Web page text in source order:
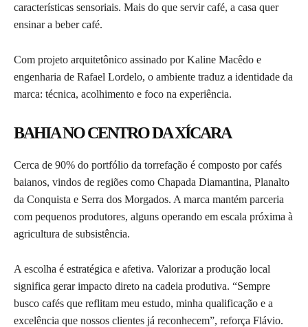
características sensoriais. Mais do que servir café, a casa quer
ensinar a beber café.
Com projeto arquitetônico assinado por Kaline Macêdo e
engenharia de Rafael Lordelo, o ambiente traduz a identidade da
marca: técnica, acolhimento e foco na experiência.
BAHIA NO CENTRO DA XÍCARA
Cerca de 90% do portfólio da torrefação é composto por cafés
baianos, vindos de regiões como Chapada Diamantina, Planalto
da Conquista e Serra dos Morgados. A marca mantém parceria
com pequenos produtores, alguns operando em escala próxima à
agricultura de subsistência.
A escolha é estratégica e afetiva. Valorizar a produção local
significa gerar impacto direto na cadeia produtiva. “Sempre
busco cafés que reflitam meu estudo, minha qualificação e a
excelência que nossos clientes já reconhecem”, reforça Flávio.